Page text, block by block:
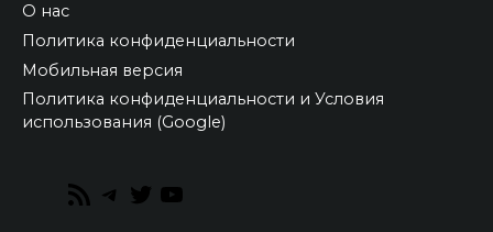
О нас
Политика конфиденциальности
Мобильная версия
Политика конфиденциальности и Условия
использования (Google)
RSS
Telegram
Twitter